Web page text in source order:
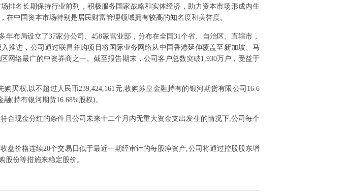
排名长期保持行业前列，积极服务国家战略和实体经济，助力资本市场形成内生
中国资本市场特别是居民财富管理领域拥有较高的知名度和美誉度。
年布局设立了37家分公司、458家营业部，分布在全国31个省、自治区、直辖市，
推进，公司通过联昌并购项目将国际业务网络从中国香港延伸覆盖至新加坡、马
网络最广的中资券商之一。截至报告期末，公司客户总数突破1,930万户，受益于
购买权,以不超过人民币239,424,161元,收购苏皇金融持有的银河期货有限公司16.6
(持有银河期货16.68%股权)。
合现金分红的条件且公司未来十二个月内无重大资金支出发生的情况下,公司每个
盘价格连续20个交易日低于最近一期经审计的每股净资产,公司将通过控股股东增
份等措施来稳定股价。